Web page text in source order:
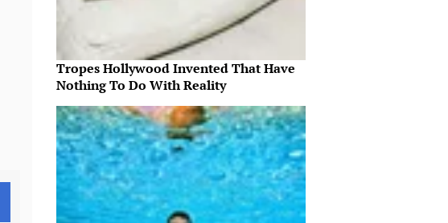
Tropes Hollywood Invented That Have
Nothing To Do With Reality